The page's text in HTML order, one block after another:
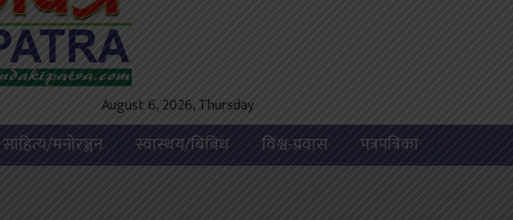
August 6, 2026, Thursday
साहित्य/मनोरञ्जन स्वास्थय/बिबिध विश्व-प्रवास पत्रपत्रिका